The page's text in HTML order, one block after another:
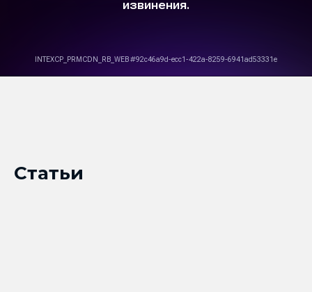
Статьи